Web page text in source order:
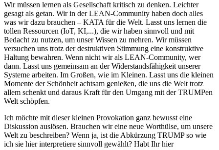
Wir müssen lernen als Gesellschaft kritisch zu denken. Leichter
gesagt als getan. Wir in der LEAN-Community haben doch alles
was wir dazu brauchen – KATA für die Welt. Lasst uns lernen die
tollen Ressourcen (IoT, KI,...), die wir haben sinnvoll und mit
Bedacht zu nutzen, um unser Wissen zu mehren. Wir müssen
versuchen uns trotz der destruktiven Stimmung eine konstruktive
Haltung bewahren. Wenn nicht wir als LEAN-Community, wer
dann. Lasst uns gemeinsam an der Widerstandsfähigkeit unserer
Systeme arbeiten. Im Großen, wie im Kleinen. Lasst uns die kleinen
Momente der Schönheit achtsam genießen, die uns die Welt trotz
allem schenkt und daraus Kraft für den Umgang mit der TRUMPen
Welt schöpfen.
Ich möchte mit dieser kleinen Provokation ganz bewusst eine
Diskussion auslösen. Brauchen wir eine neue Worthülse, um unsere
Welt zu beschreiben? Wenn ja, ist die Abkürzung TRUMP so wie
ich sie hier interpretiere sinnvoll gewählt? Habt Ihr hier